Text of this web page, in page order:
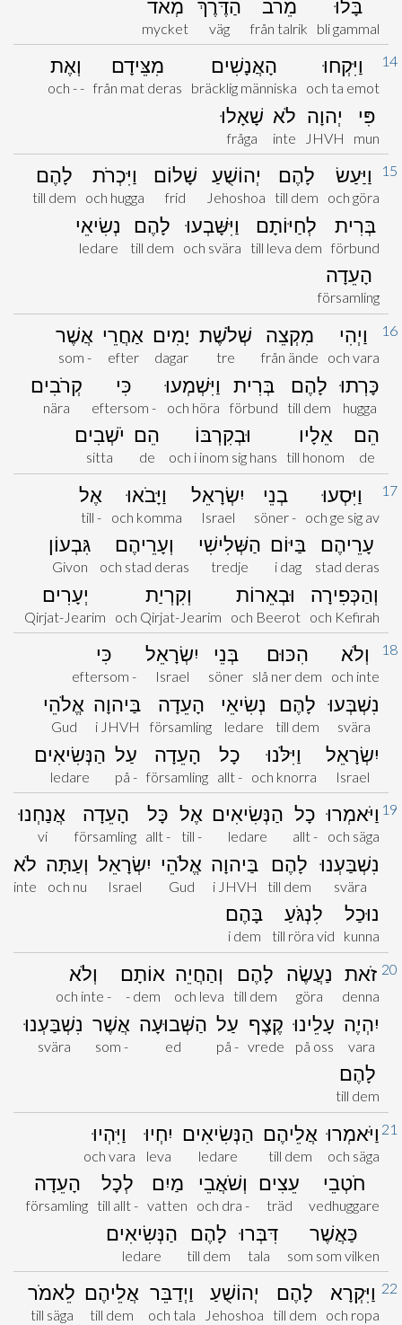
בָּלוּ
bli gammal
מֵרֹב
från talrik
הַדֶּרֶךְ
väg
מְאֹד
mycket
14
וַיִּקְחוּ
och ta emot
הָאֲנָשִׁים
bräcklig människa
מִצֵּידָם
från mat deras
וְאֶת
och - -
פִּי
mun
יְהוָה
JHVH
לֹא
inte
שָׁאָלוּ
fråga
15
וַיַּעַשׂ
och göra
לָהֶם
till dem
יְהוֹשֻׁעַ
Jehoshoa
שָׁלוֹם
frid
וַיִּכְרֹת
och hugga
לָהֶם
till dem
בְּרִית
förbund
לְחַיּוֹתָם
till leva dem
וַיִּשָּׁבְעוּ
och svära
לָהֶם
till dem
נְשִׂיאֵי
ledare
הָעֵדָה
församling
16
וַיְהִי
och vara
מִקְצֵה
från ände
שְׁלֹשֶׁת
tre
יָמִים
dagar
אַחֲרֵי
efter
אֲשֶׁר
som -
כָּרְתוּ
hugga
לָהֶם
till dem
בְּרִית
förbund
וַיִּשְׁמְעוּ
och höra
כִּי
eftersom -
קְרֹבִים
nära
הֵם
de
אֵלָיו
till honom
וּבְקִרְבּוֹ
och i inom sig hans
הֵם
de
יֹשְׁבִים
sitta
17
וַיִּסְעוּ
och ge sig av
בְנֵי
söner -
יִשְׂרָאֵל
Israel
וַיָּבֹאוּ
och komma
אֶל
till -
עָרֵיהֶם
stad deras
בַּיּוֹם
i dag
הַשְּׁלִישִׁי
tredje
וְעָרֵיהֶם
och stad deras
גִּבְעוֹן
Givon
וְהַכְּפִירָה
och Kefirah
וּבְאֵרוֹת
och Beerot
וְקִרְיַת
och Qirjat-Jearim
יְעָרִים
Qirjat-Jearim
18
וְלֹא
och inte
הִכּוּם
slå ner dem
בְּנֵי
söner
יִשְׂרָאֵל
Israel
כִּי
eftersom -
נִשְׁבְּעוּ
svära
לָהֶם
till dem
נְשִׂיאֵי
ledare
הָעֵדָה
församling
בַּיהוָה
i JHVH
אֱלֹהֵי
Gud
יִשְׂרָאֵל
Israel
וַיִּלֹּנוּ
och knorra
כָל
allt -
הָעֵדָה
församling
עַל
på -
הַנְּשִׂיאִים
ledare
19 וַיֹּאמְרוּ
och säga
כָל
allt -
הַנְּשִׂיאִים
ledare
אֶל
till -
כָּל
allt -
הָעֵדָה
församling
אֲנַחְנוּ
vi
נִשְׁבַּעְנוּ
svära
לָהֶם
till dem
בַּיהוָה
i JHVH
אֱלֹהֵי
Gud
יִשְׂרָאֵל
Israel
וְעַתָּה
och nu
לֹא
inte
נוּכַל
kunna
לִנְגֹּעַ
till röra vid
בָּהֶם
i dem
20 זֹאת
denna
נַעֲשֶׂה
göra
לָהֶם
till dem
וְהַחֲיֵה
och leva
אוֹתָם
- dem
וְלֹא
och inte -
יִהְיֶה
vara
עָלֵינוּ
på oss
קֶצֶף
vrede
עַל
på -
הַשְּׁבוּעָה
ed
אֲשֶׁר
som -
נִשְׁבַּעְנוּ
svära
לָהֶם
till dem
21 וַיֹּאמְרוּ
och säga
אֲלֵיהֶם
till dem
הַנְּשִׂיאִים
ledare
יִחְיוּ
leva
וַיִּהְיוּ
och vara
חֹטְבֵי
vedhuggare
עֵצִים
träd
וְשֹׁאֲבֵי
och dra -
מַיִם
vatten
לְכָל
till allt -
הָעֵדָה
församling
כַּאֲשֶׁר
som som vilken
דִּבְּרוּ
tala
לָהֶם
till dem
הַנְּשִׂיאִים
ledare
22 וַיִּקְרָא
och ropa
לָהֶם
till dem
יְהוֹשֻׁעַ
Jehoshoa
וַיְדַבֵּר
och tala
אֲלֵיהֶם
till dem
לֵאמֹר
till säga